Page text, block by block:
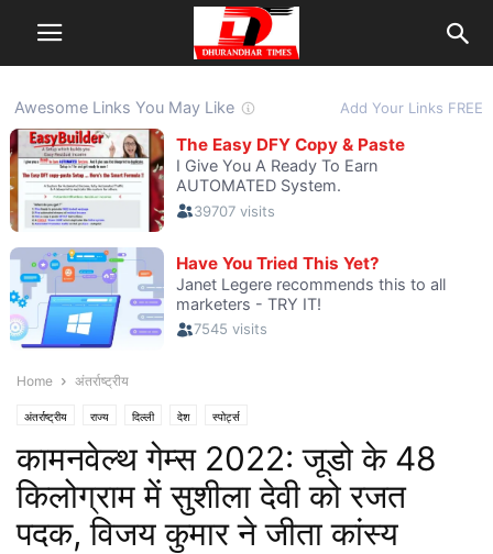
Home अंतर्राष्ट्रीय
अंतर्राष्ट्रीय राज्य दिल्ली देश स्पोर्ट्स
कामनवेल्थ गेम्स 2022: जूडो के 48
किलोग्राम में सुशीला देवी को रजत
पदक, विजय कुमार ने जीता कांस्य